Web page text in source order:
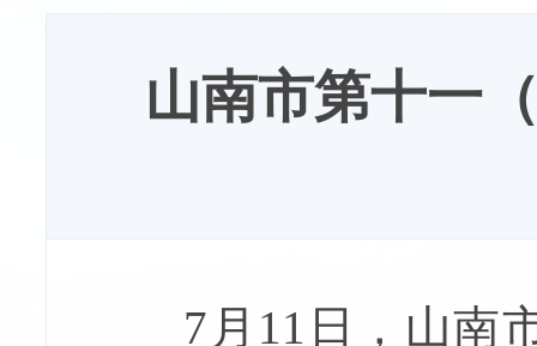
山南市第十一
7月11日，山南